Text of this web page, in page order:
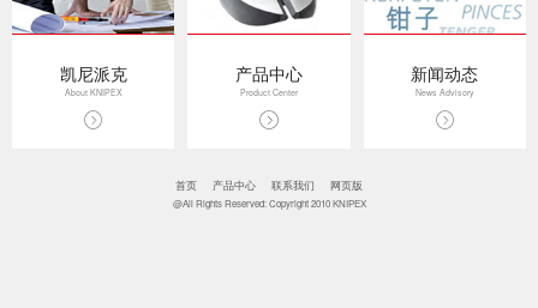
凯尼派克
About KNIPEX
产品中心
Product Center
新闻动态
News Advisory
首页 产品中心 联系我们 网页版
@All Rights Reserved: Copyright 2010 KNIPEX